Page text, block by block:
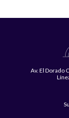
Av. El Dorado